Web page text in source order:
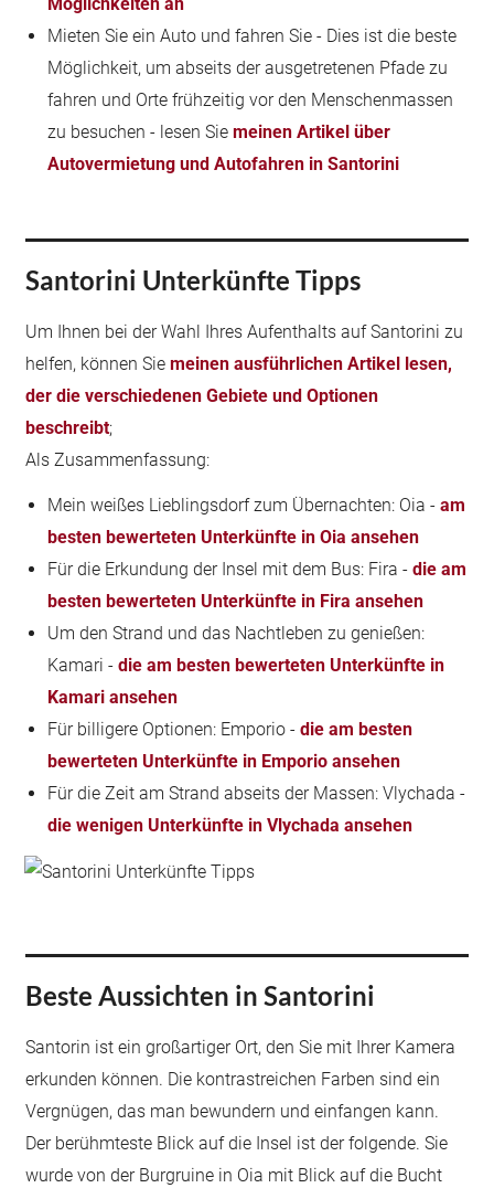
Mieten Sie ein Auto und fahren Sie - Dies ist die beste
Möglichkeit, um abseits der ausgetretenen Pfade zu
fahren und Orte frühzeitig vor den Menschenmassen
zu besuchen - lesen Siemeinen Artikel über
Autovermietung und Autofahren in Santorini
Santorini Unterkünfte Tipps
Um Ihnen bei der Wahl Ihres Aufenthalts auf Santorini zu
helfen, können Siemeinen ausführlichen Artikel lesen,
der die verschiedenen Gebiete und Optionen
beschreibt;
Als Zusammenfassung:
Mein weißes Lieblingsdorf zum Übernachten: Oia -am
besten bewerteten Unterkünfte in Oia ansehen
Für die Erkundung der Insel mit dem Bus: Fira -die am
besten bewerteten Unterkünfte in Fira ansehen
Um den Strand und das Nachtleben zu genießen:
Kamari -die am besten bewerteten Unterkünfte in
Kamari ansehen
Für billigere Optionen: Emporio -die am besten
bewerteten Unterkünfte in Emporio ansehen
Für die Zeit am Strand abseits der Massen: Vlychada -
die wenigen Unterkünfte in Vlychada ansehen
Beste Aussichten in Santorini
Santorin ist ein großartiger Ort, den Sie mit Ihrer Kamera
erkunden können. Die kontrastreichen Farben sind ein
Vergnügen, das man bewundern und einfangen kann.
Der berühmteste Blick auf die Insel ist der folgende. Sie
wurde von der Burgruine in Oia mit Blick auf die Bucht